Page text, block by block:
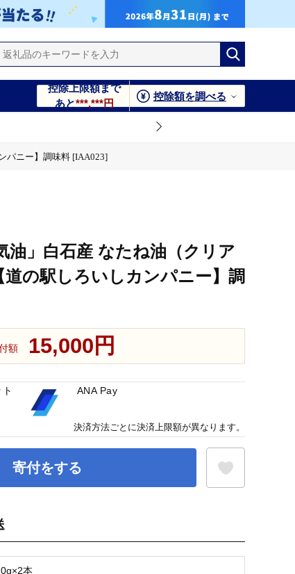
控除上限額まで
あと***,***円
控除額を調べる
パニー】調味料 [IAA023]
油」白石産 なたね油（クリア
の駅しろいしカンパニー】調
額 15,000円
寄付をする
本
ANA Pay
決済方法ごとに決済上限額が異なります。